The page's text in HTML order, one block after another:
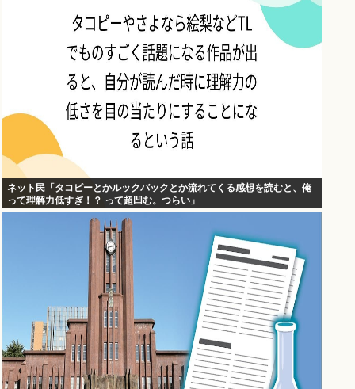
ネット民「タコピーとかルックバックとか流れてくる感想を読むと、俺
って理解力低すぎ！？ って超凹む。つらい」